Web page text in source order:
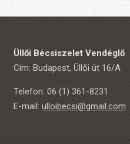
Üllői Bécsiszelet Vendéglő
Cím: Budapest, Üllői út 16/A
Telefon: 06 (1) 361-8231
E-mail: ulloibecsi@gmail.com